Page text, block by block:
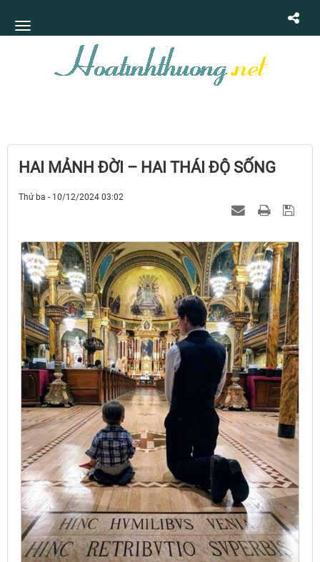
HAI MẢNH ĐỜI – HAI THÁI ĐỘ SỐNG
Thứ ba - 10/12/2024 03:02